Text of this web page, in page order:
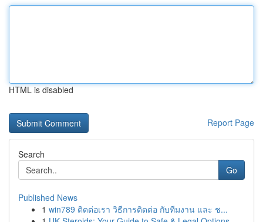
HTML is disabled
Report Page
Search
Go
Published News
1 win789 ติดต่อเรา วิธีการติดต่อ กับทีมงาน และ ช...